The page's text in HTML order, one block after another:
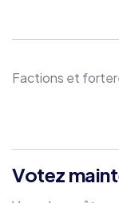
Factions et
Votez